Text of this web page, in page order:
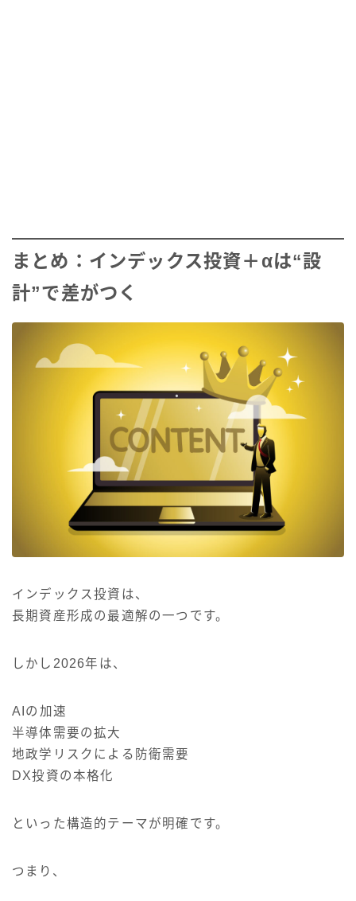
まとめ：インデックス投資＋αは“設
計”で差がつく
インデックス投資は、
長期資産形成の最適解の一つです。
しかし2026年は、
AIの加速
半導体需要の拡大
地政学リスクによる防衛需要
DX投資の本格化
といった構造的テーマが明確です。
つまり、